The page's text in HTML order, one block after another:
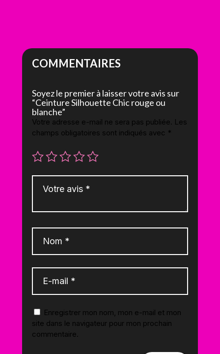
COMMENTAIRES
Soyez le premier à laisser votre avis sur
“Ceinture Silhouette Chic rouge ou
blanche”
Votre adresse e-mail ne sera pas publiée. Les
champs obligatoires sont indiqués avec *
Enregistrer mon nom, mon e-mail et mon
site dans le navigateur pour mon prochain
commentaire.